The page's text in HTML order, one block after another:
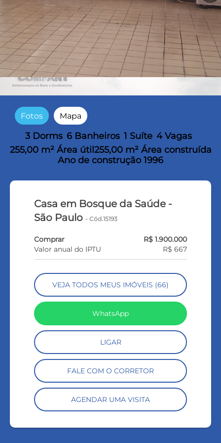
Fotos Mapa
3 Dorms 6 Banheiros 1 Suíte 4 Vagas
255,00 m² Área útil 255,00 m² Área construída
Ano de construção 1996
Casa em Bosque da Saúde -
São Paulo- Cód.15193
Comprar
R$ 1.900.000
Valor anual do IPTU
R$ 667
VEJA TODOS MEUS IMÓVEIS (66)
WhatsApp
LIGAR
FALE COM O CORRETOR
AGENDAR UMA VISITA